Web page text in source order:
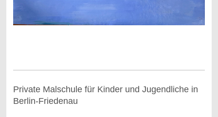
Private Malschule für Kinder und Jugendliche in
Berlin-Friedenau